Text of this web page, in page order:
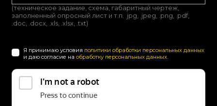
(техническое задание, схема, габаритный чертеж,
заполненный опросный лист и т.п. .jpg, .jpeg, .png, .pdf,
.doc, .docx, .xls, .xlsx, .txt)
Я принимаю условия политики обработки персональных данных
и даю согласие на обработку персональных данных.